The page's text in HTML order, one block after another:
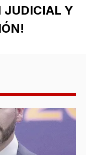
JUDICIAL Y